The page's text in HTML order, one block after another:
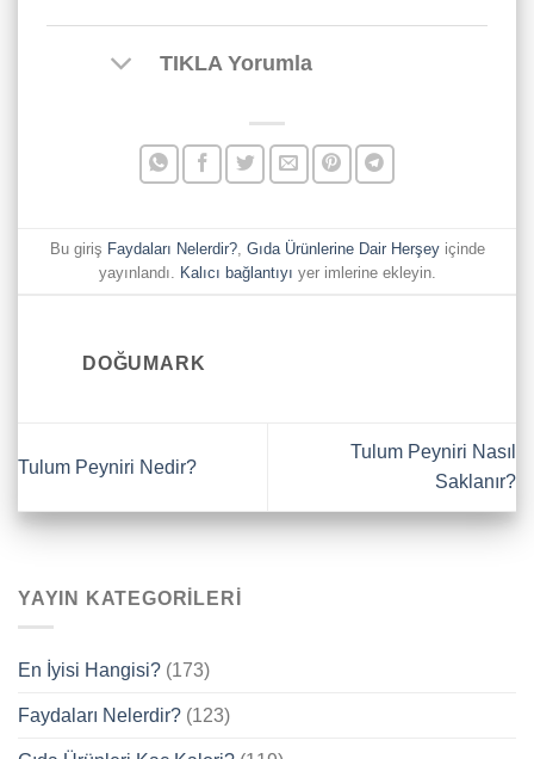
TIKLA Yorumla
Bu giriş Faydaları Nelerdir?, Gıda Ürünlerine Dair Herşeyiçinde
yayınlandı. Kalıcı bağlantıyı yer imlerine ekleyin.
DOĞUMARK
Tulum Peyniri Nedir?
Tulum Peyniri Nasıl
Saklanır?
YAYIN KATEGORILERI
En İyisi Hangisi? (173)
Faydaları Nelerdir? (123)